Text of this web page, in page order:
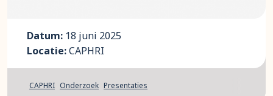
Datum: 18 juni 2025
Locatie:CAPHRI
CAPHRI Onderzoek Presentaties